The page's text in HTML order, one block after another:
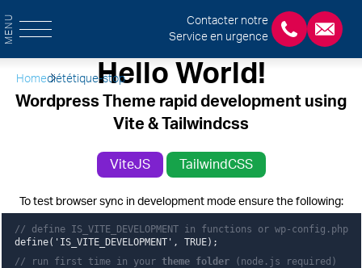
MENU
Contacter notre
Service en urgence
+3243554120
Homediététique-stopHello World!
Wordpress Theme rapid development using
Vite & Tailwindcss
ViteJS TailwindCSS
To test browser sync in development mode ensure the following:
// define IS_VITE_DEVELOPMENT in functions or wp-config.php
define('IS_VITE_DEVELOPMENT', TRUE);
// run first time in your theme folder(node.js required)